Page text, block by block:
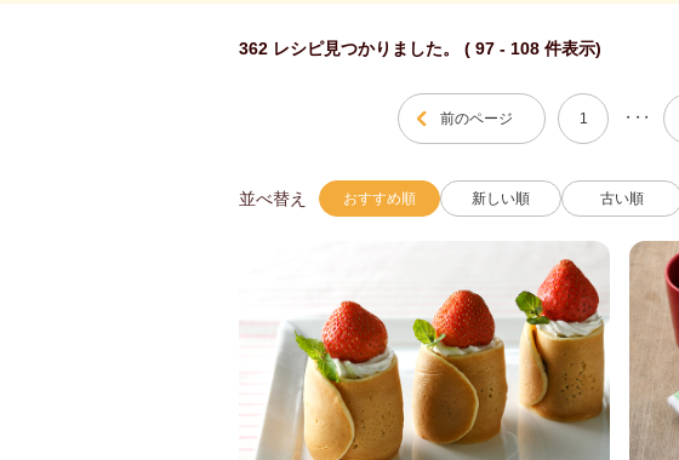
362 レシピ見つかりました。 ( 97 - 108 件表示)
前のページ 1 ・・・
並べ替え おすすめ順 新しい順 古い順